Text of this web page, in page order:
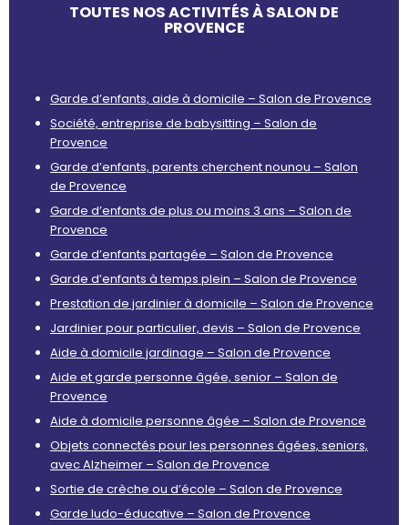
TOUTES NOS ACTIVITÉS À SALON DE
PROVENCE
Garde d’enfants, aide à domicile – Salon de Provence
Société, entreprise de babysitting – Salon de
Provence
Garde d’enfants, parents cherchent nounou – Salon
de Provence
Garde d’enfants de plus ou moins 3 ans – Salon de
Provence
Garde d’enfants partagée – Salon de Provence
Garde d’enfants à temps plein – Salon de Provence
Prestation de jardinier à domicile – Salon de Provence
Jardinier pour particulier, devis – Salon de Provence
Aide à domicile jardinage – Salon de Provence
Aide et garde personne âgée, senior – Salon de
Provence
Aide à domicile personne âgée – Salon de Provence
Objets connectés pour les personnes âgées, seniors,
avec Alzheimer – Salon de Provence
Sortie de crèche ou d’école – Salon de Provence
Garde ludo-éducative – Salon de Provence